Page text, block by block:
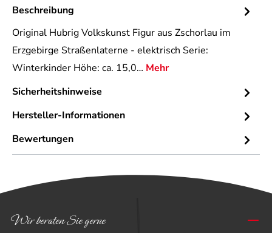
Beschreibung
Original Hubrig Volkskunst Figur aus Zschorlau im
Erzgebirge Straßenlaterne - elektrisch Serie:
Winterkinder Höhe: ca. 15,0… Mehr
Sicherheitshinweise
Hersteller-Informationen
Bewertungen
Wir beraten Sie gerne